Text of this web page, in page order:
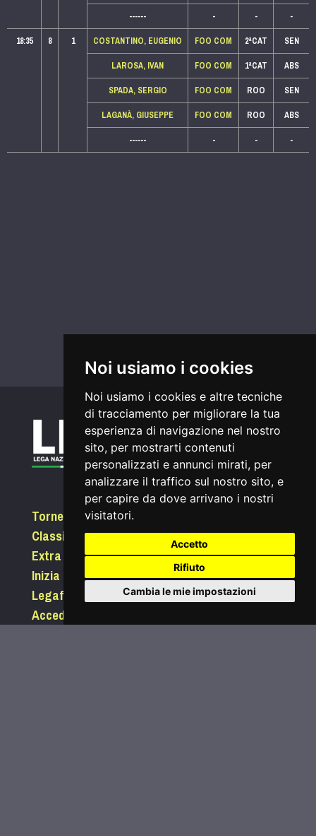
Noi usiamo i cookies
Noi usiamo i cookies e altre tecniche
di tracciamento per migliorare la tua
esperienza di navigazione nel nostro
sito, per mostrarti contenuti
personalizzati e annunci mirati, per
analizzare il traffico sul nostro sito, e
per capire da dove arrivano i nostri
visitatori.
Accetto
Rifiuto
Cambia le mie impostazioni
------
- -
-
18:35
8 1 COSTANTINO, EUGENIO FOO COM 2ªCAT
SEN
LAROSA, IVAN
FOO COM 1ªCAT
ABS
SPADA, SERGIO
FOO COM ROO
SEN
LAGANÀ, GIUSEPPE
FOO COM ROO
ABS
------
- - -
Tornei
Classifiche
Extra
Inizia a giocare
Legafootgolf.it
Accedi